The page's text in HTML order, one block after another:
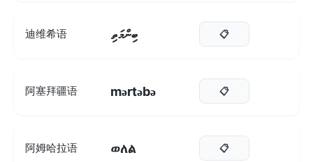
迪维希语 ބިންމަތި 📋
阿塞拜疆语 mərtəbə 📋
阿姆哈拉语 ወለል 📋